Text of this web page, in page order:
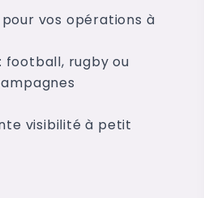
vos opérations à
football, rugby ou
visibilité à petit